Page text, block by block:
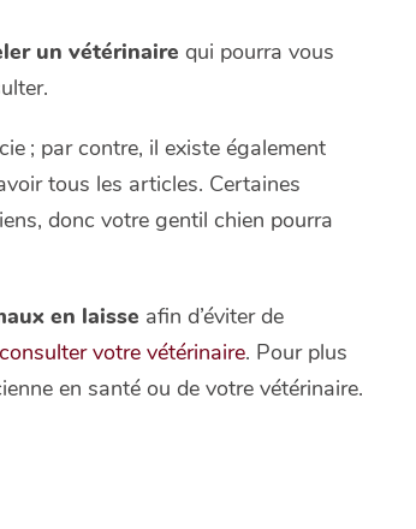
un vétérinaire qui pourra vous
; par contre, il existe également
tous les articles. Certaines
donc votre gentil chien pourra
en laisse afin d’éviter de
consulter votre vétérinaire. Pour plus
en santé ou de votre vétérinaire.